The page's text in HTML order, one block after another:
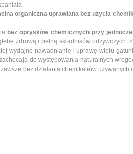
organiczna uprawiana bez użycia
bez oprysków chemicznych przy
zdrową i pełną składników odżywczych.
wydajne nawadnianie i uprawę wielu
do występowania naturalnych
bez działania chemikaliów